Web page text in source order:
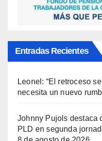
Entradas Recientes
Leonel: “El retroceso
necesita un nuevo
Johnny Pujols destaca
PLD en segunda